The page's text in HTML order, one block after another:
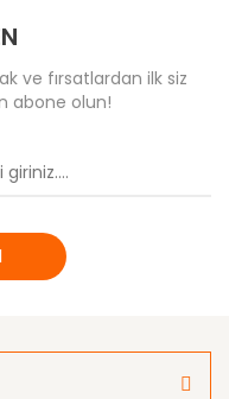
ve fırsatlardan ilk siz
abone olun!